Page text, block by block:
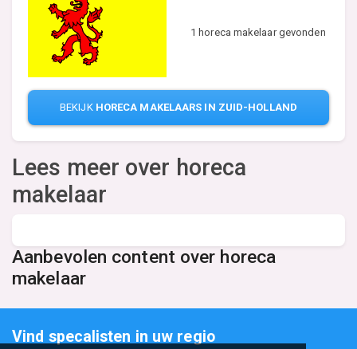
1 horeca makelaar gevonden
BEKIJK HORECA MAKELAARS IN ZUID-HOLLAND
Lees meer over horeca
makelaar
Aanbevolen content over horeca
makelaar
Vind specalisten in uw regio